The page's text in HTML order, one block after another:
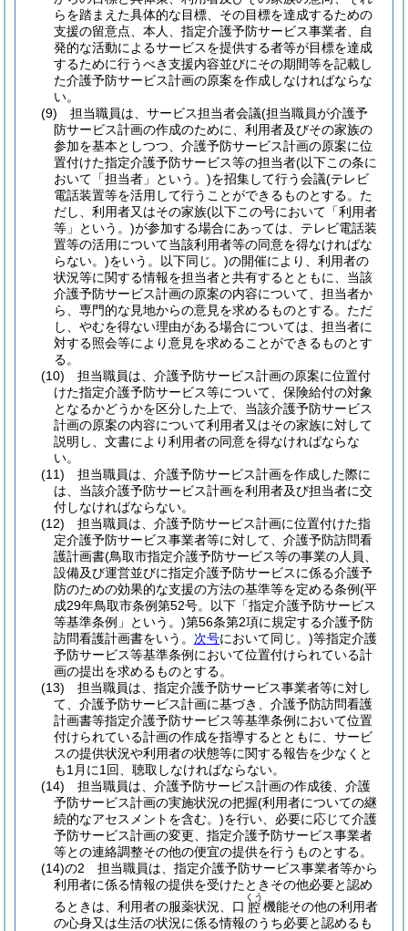
らを踏まえた具体的な目標、その目標を達成するための
支援の留意点、本人、指定介護予防サービス事業者、自
発的な活動によるサービスを提供する者等が目標を達成
するために行うべき支援内容並びにその期間等を記載し
た介護予防サービス計画の原案を作成しなければならな
い。
(9)
担当職員は、サービス担当者会議(担当職員が介護予
防サービス計画の作成のために、利用者及びその家族の
参加を基本としつつ、介護予防サービス計画の原案に位
置付けた指定介護予防サービス等の担当者(以下この条に
おいて「担当者」という。)を招集して行う会議(テレビ
電話装置等を活用して行うことができるものとする。た
だし、利用者又はその家族(以下この号において「利用者
等」という。)が参加する場合にあっては、テレビ電話装
置等の活用について当該利用者等の同意を得なければな
らない。)をいう。以下同じ。)の開催により、利用者の
状況等に関する情報を担当者と共有するとともに、当該
介護予防サービス計画の原案の内容について、担当者か
ら、専門的な見地からの意見を求めるものとする。 ただ
し、やむを得ない理由がある場合については、担当者に
対する照会等により意見を求めることができるものとす
る。
(10)
担当職員は、介護予防サービス計画の原案に位置付
けた指定介護予防サービス等について、保険給付の対象
となるかどうかを区分した上で、当該介護予防サービス
計画の原案の内容について利用者又はその家族に対して
説明し、文書により利用者の同意を得なければならな
い。
(11)
担当職員は、介護予防サービス計画を作成した際に
は、当該介護予防サービス計画を利用者及び担当者に交
付しなければならない。
(12)
担当職員は、介護予防サービス計画に位置付けた指
定介護予防サービス事業者等に対して、介護予防訪問看
護計画書(鳥取市指定介護予防サービス等の事業の人員、
設備及び運営並びに指定介護予防サービスに係る介護予
防のための効果的な支援の方法の基準等を定める条例(平
成29年鳥取市条例第52号。以下「指定介護予防サービス
等基準条例」という。)第56条第2項に規定する介護予防
訪問看護計画書をいう。 次号において同じ。)等指定介護
予防サービス等基準条例において位置付けられている計
画の提出を求めるものとする。
(13)
担当職員は、指定介護予防サービス事業者等に対し
て、介護予防サービス計画に基づき、介護予防訪問看護
計画書等指定介護予防サービス等基準条例において位置
付けられている計画の作成を指導するとともに、サービ
スの提供状況や利用者の状態等に関する報告を少なくと
も1月に1回、聴取しなければならない。
(14)
担当職員は、介護予防サービス計画の作成後、介護
予防サービス計画の実施状況の把握(利用者についての継
続的なアセスメントを含む。)を行い、必要に応じて介護
予防サービス計画の変更、指定介護予防サービス事業者
等との連絡調整その他の便宜の提供を行うものとする。
(14)の2
担当職員は、指定介護予防サービス事業者等から
利用者に係る情報の提供を受けたときその他必要と認め
るときは、利用者の服薬状況、口 腔
くう
機能その他の利用者
の心身又は生活の状況に係る情報のうち必要と認めるも